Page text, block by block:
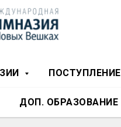
ПОСТУПЛЕНИЕ
ДОП. ОБРАЗОВАНИЕ